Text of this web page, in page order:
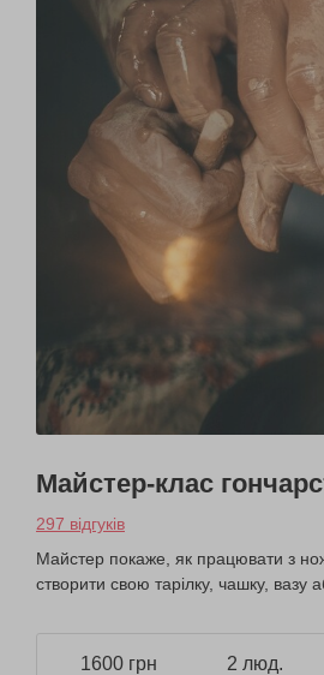
Майстер-клас
297 відгуків
Майстер покаже, як працювати з
створити свою тарілку, чашку, вазу
1600 грн 2 люд.